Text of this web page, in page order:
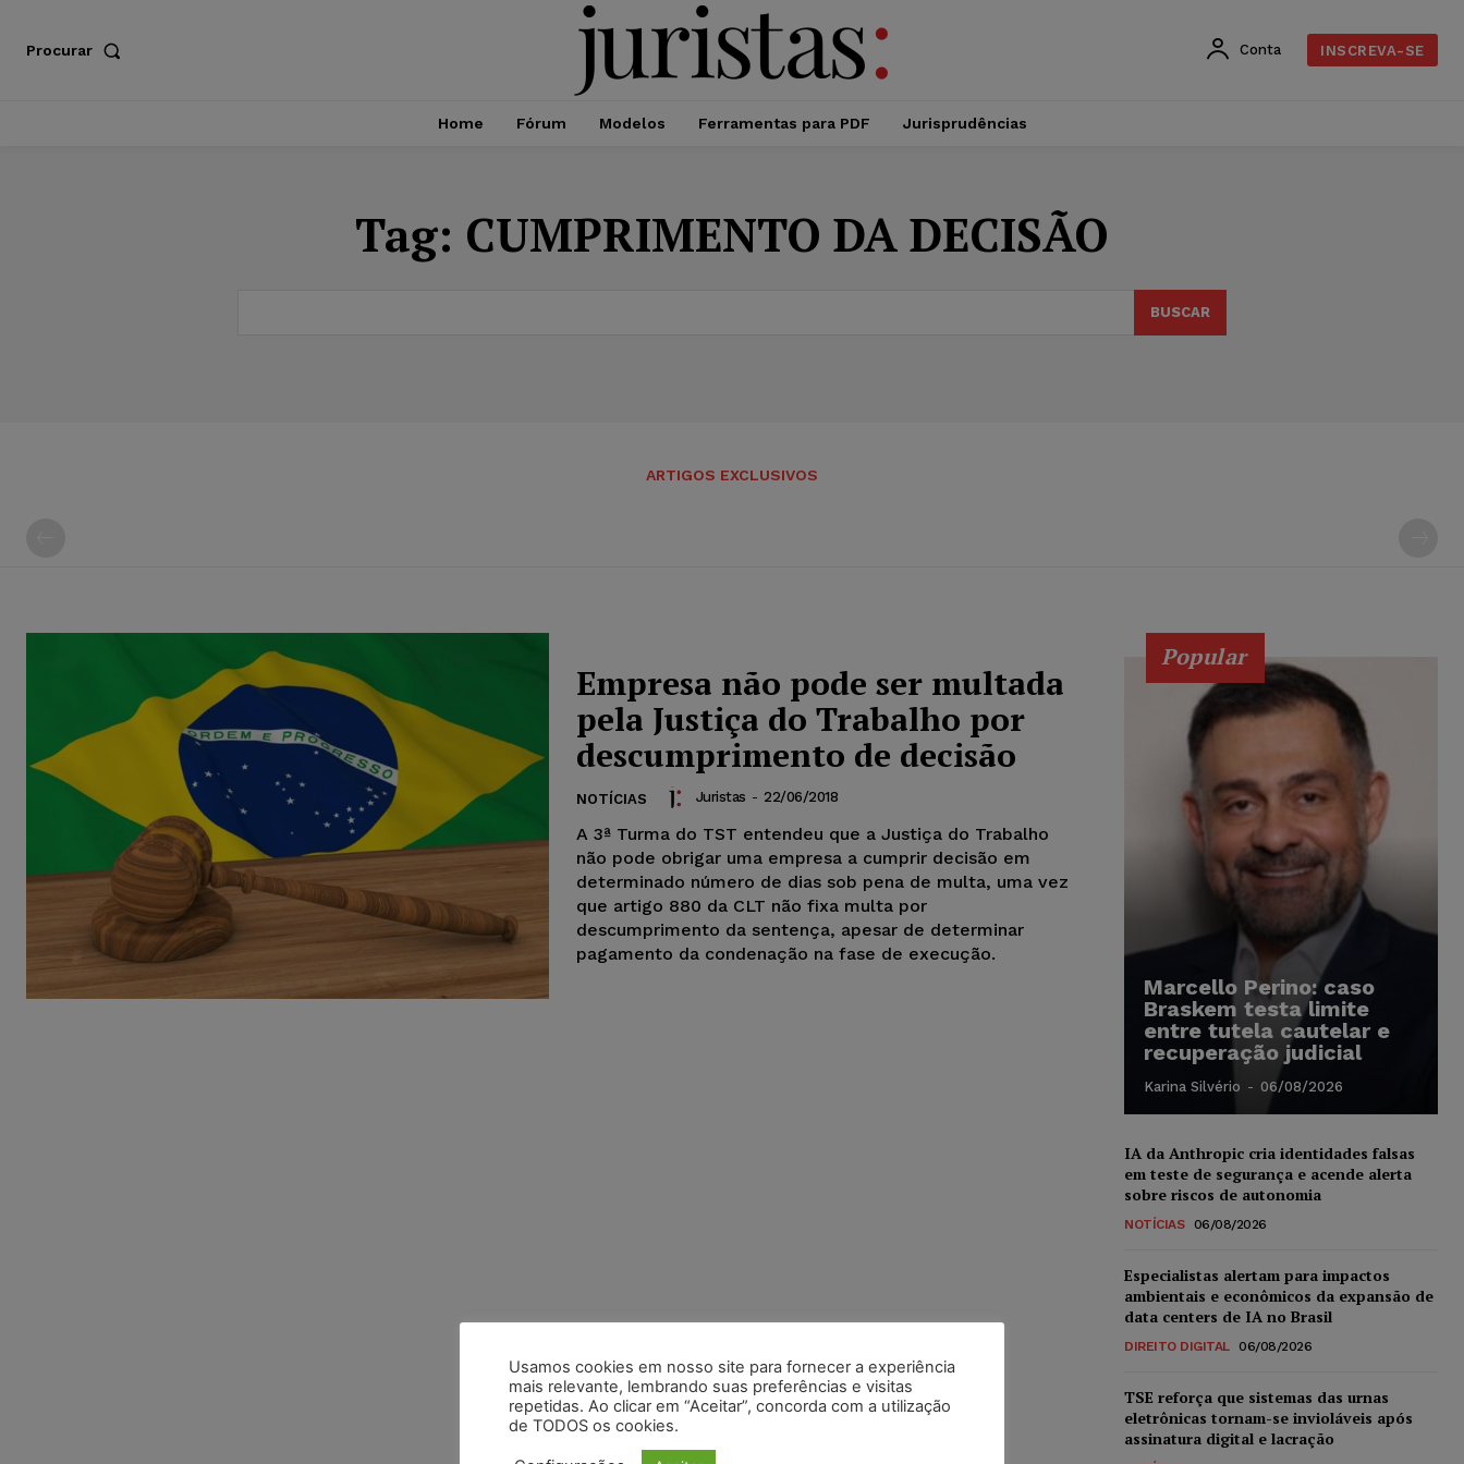
Procurar Conta INSCREVA-SE
Home Fórum Modelos Ferramentas para PDF Jurisprudências
Tag: CUMPRIMENTO DA DECISÃO
BUSCAR
ARTIGOS EXCLUSIVOS
Empresa não pode ser multada
pela Justiça do Trabalho por
descumprimento de decisão
NOTÍCIAS Juristas - 22/06/2018
A 3ª Turma do TST entendeu que a Justiça do Trabalho
não pode obrigar uma empresa a cumprir decisão em
determinado número de dias sob pena de multa, uma vez
que artigo 880 da CLT não fixa multa por
descumprimento da sentença, apesar de determinar
pagamento da condenação na fase de execução.
Popular
Marcello Perino: caso
Braskem testa limite
entre tutela cautelar e
recuperação judicial
Karina Silvério - 06/08/2026
IA da Anthropic cria identidades falsas
em teste de segurança e acende alerta
sobre riscos de autonomia
NOTÍCIAS 06/08/2026
Especialistas alertam para impactos
ambientais e econômicos da expansão de
data centers de IA no Brasil
DIREITO DIGITAL 06/08/2026
TSE reforça que sistemas das urnas
eletrônicas tornam-se invioláveis após
assinatura digital e lacração
Usamos cookies em nosso site para fornecer a experiência
mais relevante, lembrando suas preferências e visitas
repetidas. Ao clicar em “Aceitar”, concorda com a utilização
de TODOS os cookies.